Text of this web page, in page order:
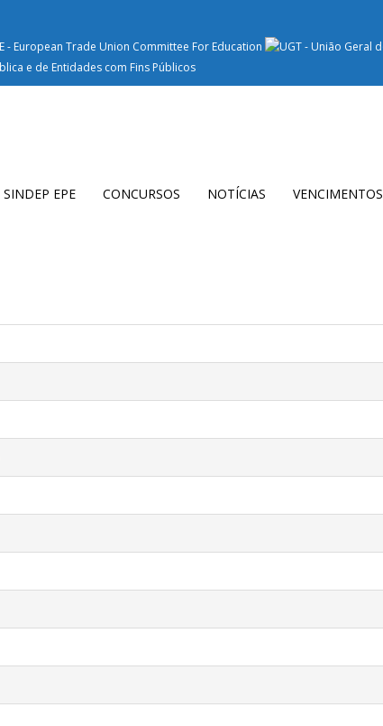
SINDEP EPE CONCURSOS NOTÍCIAS VENCIMENTOS